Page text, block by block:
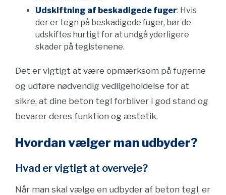
Udskiftning af beskadigede fuger: Hvis
der er tegn på beskadigede fuger, bør de
udskiftes hurtigt for at undgå yderligere
skader på teglstenene.
Det er vigtigt at være opmærksom på fugerne
og udføre nødvendig vedligeholdelse for at
sikre, at dine beton tegl forbliver i god stand og
bevarer deres funktion og æstetik.
Hvordan vælger man udbyder?
Hvad er vigtigt at overveje?
Når man skal vælge en udbyder af beton tegl, er